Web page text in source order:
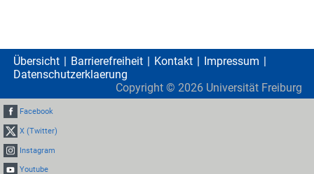
Übersicht Barrierefreiheit Kontakt
Impressum
Datenschutzerklaerung
Copyright © 2026 Universität Freiburg
Facebook
X (Twitter)
Instagram
Youtube